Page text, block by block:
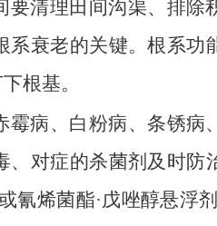
清理田间沟渠、排除
衰老的关键。根系功
根基。
病、白粉病、条锈病
对症的杀菌剂及时防
氰烯菌酯·戊唑醇悬浮